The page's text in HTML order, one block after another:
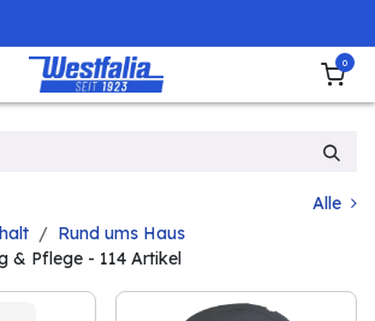
0
Alle
Rund ums Haus
& Pflege - 114 Artikel